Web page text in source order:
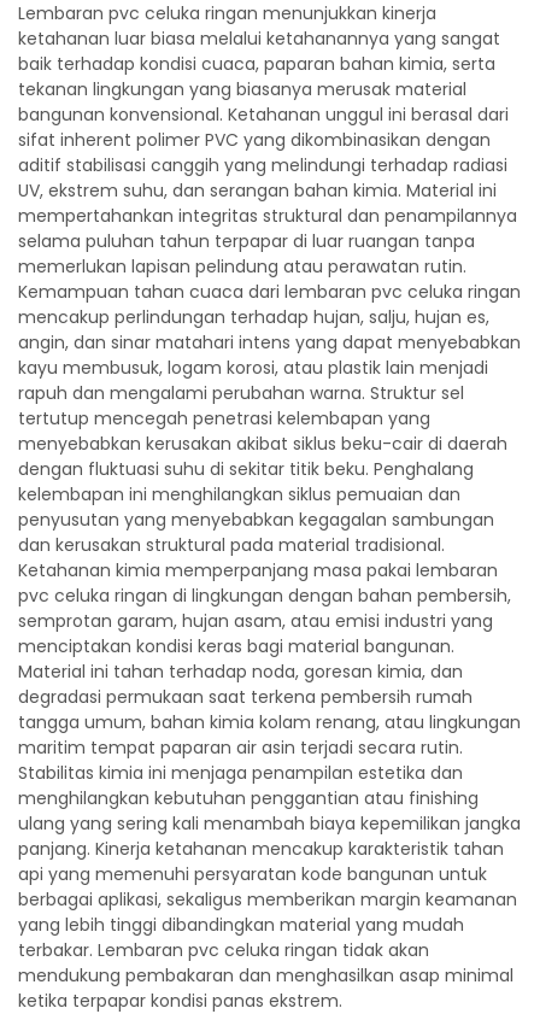
Lembaran pvc celuka ringan menunjukkan kinerja
ketahanan luar biasa melalui ketahanannya yang sangat
baik terhadap kondisi cuaca, paparan bahan kimia, serta
tekanan lingkungan yang biasanya merusak material
bangunan konvensional. Ketahanan unggul ini berasal dari
sifat inherent polimer PVC yang dikombinasikan dengan
aditif stabilisasi canggih yang melindungi terhadap radiasi
UV, ekstrem suhu, dan serangan bahan kimia. Material ini
mempertahankan integritas struktural dan penampilannya
selama puluhan tahun terpapar di luar ruangan tanpa
memerlukan lapisan pelindung atau perawatan rutin.
Kemampuan tahan cuaca dari lembaran pvc celuka ringan
mencakup perlindungan terhadap hujan, salju, hujan es,
angin, dan sinar matahari intens yang dapat menyebabkan
kayu membusuk, logam korosi, atau plastik lain menjadi
rapuh dan mengalami perubahan warna. Struktur sel
tertutup mencegah penetrasi kelembapan yang
menyebabkan kerusakan akibat siklus beku-cair di daerah
dengan fluktuasi suhu di sekitar titik beku. Penghalang
kelembapan ini menghilangkan siklus pemuaian dan
penyusutan yang menyebabkan kegagalan sambungan
dan kerusakan struktural pada material tradisional.
Ketahanan kimia memperpanjang masa pakai lembaran
pvc celuka ringan di lingkungan dengan bahan pembersih,
semprotan garam, hujan asam, atau emisi industri yang
menciptakan kondisi keras bagi material bangunan.
Material ini tahan terhadap noda, goresan kimia, dan
degradasi permukaan saat terkena pembersih rumah
tangga umum, bahan kimia kolam renang, atau lingkungan
maritim tempat paparan air asin terjadi secara rutin.
Stabilitas kimia ini menjaga penampilan estetika dan
menghilangkan kebutuhan penggantian atau finishing
ulang yang sering kali menambah biaya kepemilikan jangka
panjang. Kinerja ketahanan mencakup karakteristik tahan
api yang memenuhi persyaratan kode bangunan untuk
berbagai aplikasi, sekaligus memberikan margin keamanan
yang lebih tinggi dibandingkan material yang mudah
terbakar. Lembaran pvc celuka ringan tidak akan
mendukung pembakaran dan menghasilkan asap minimal
ketika terpapar kondisi panas ekstrem.